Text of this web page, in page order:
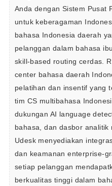
Anda dengan Sistem Pusat
untuk keberagaman
bahasa Indonesia daerah
pelanggan dalam bahasa
skill-based routing cerdas.
center bahasa daerah
pelatihan dan insentif yang
tim CS multibahasa
dukungan AI language
bahasa, dan dasbor
Udesk menyediakan
dan keamanan enterprise-
setiap pelanggan
berkualitas tinggi dalam